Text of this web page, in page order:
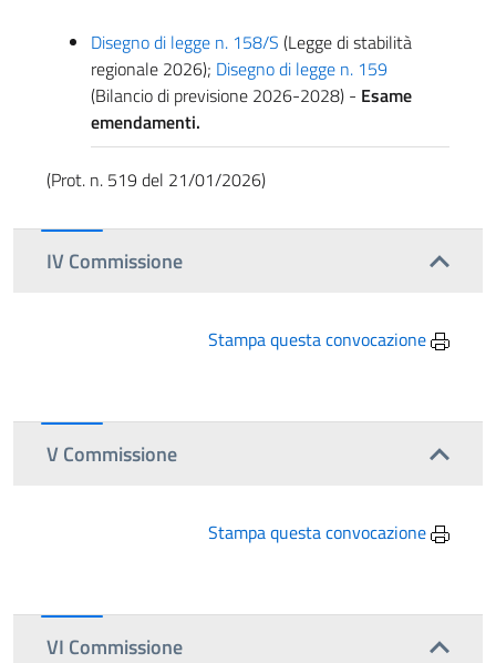
Disegno di legge n. 158/S (Legge di stabilità
regionale 2026); Disegno di legge n. 159
(Bilancio di previsione 2026-2028) - Esame
emendamenti.
(Prot. n. 519 del 21/01/2026)
IV Commissione
Stampa questa convocazione
V Commissione
Stampa questa convocazione
VI Commissione